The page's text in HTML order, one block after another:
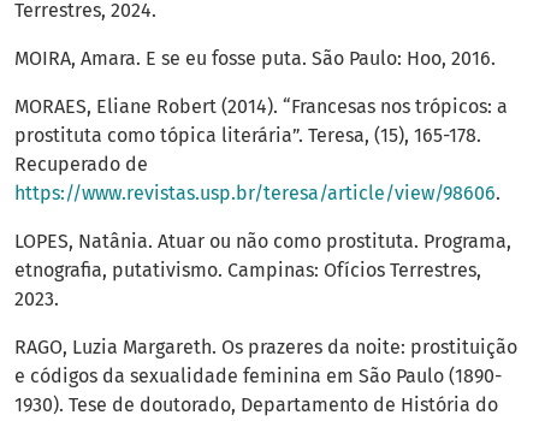
Terrestres, 2024.
MOIRA, Amara. E se eu fosse puta. São Paulo: Hoo, 2016.
MORAES, Eliane Robert (2014). “Francesas nos trópicos: a
prostituta como tópica literária”. Teresa, (15), 165-178.
Recuperado de
https://www.revistas.usp.br/teresa/article/view/98606.
LOPES, Natânia. Atuar ou não como prostituta. Programa,
etnografia, putativismo. Campinas: Ofícios Terrestres,
2023.
RAGO, Luzia Margareth. Os prazeres da noite: prostituição
e códigos da sexualidade feminina em São Paulo (1890-
1930). Tese de doutorado, Departamento de História do